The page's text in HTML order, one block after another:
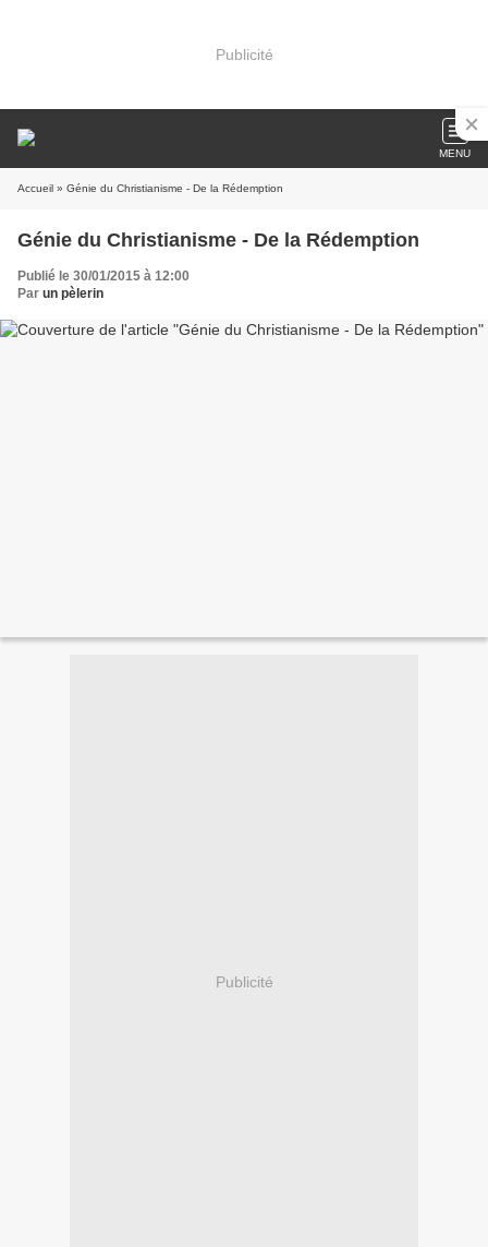
Publicité
MENU
Accueil » Génie du Christianisme - De la Rédemption
Génie du Christianisme - De la Rédemption
Publié le 30/01/2015 à 12:00
Par un pèlerin
Publicité